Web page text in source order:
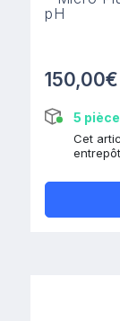
pH
150,00€
5
Cet